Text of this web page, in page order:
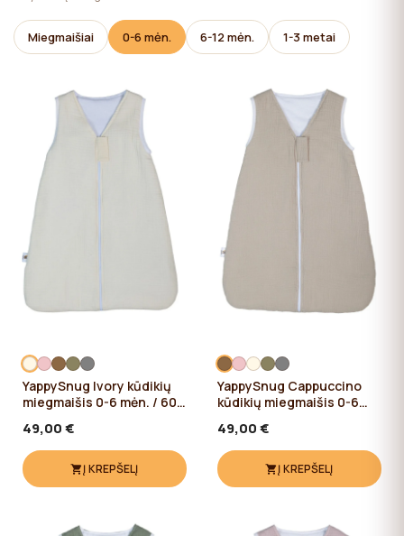
Miegmaišiai 0-6 mėn. 6-12 mėn. 1-3 metai
YappySnug Ivory kūdikių
miegmaišis 0-6 mėn. / 60
49,00 €
Į KREPŠELĮ
YappySnug Cappuccino
kūdikių miegmaišis 0-6
49,00 €
Į KREPŠELĮ
svetainės veikimui, kurių naudojimui naudotojo sutikimo
nereikia.